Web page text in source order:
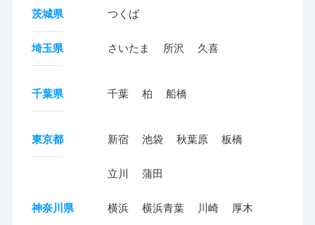
茨城県 つくば
埼玉県 さいたま 所沢 久喜
千葉県 千葉 柏 船橋
東京都 新宿 池袋 秋葉原 板橋
立川 蒲田
神奈川県 横浜 横浜青葉 川崎 厚木